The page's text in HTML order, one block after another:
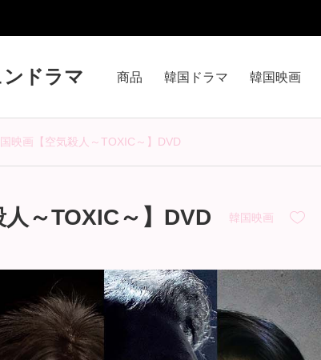
ドラマ 商品 韓国ドラマ 韓国映画
映画【空気殺人～TOXIC～】DVD
～TOXIC～】DVD 韓国映画